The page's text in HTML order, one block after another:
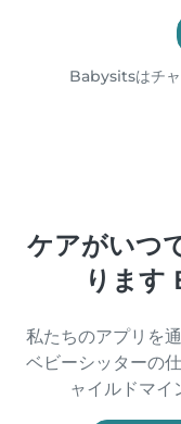
Babysitsはチャ
ケアがいつ
ります
私たちのアプリを
ベビーシッターの
ャイルドマイ